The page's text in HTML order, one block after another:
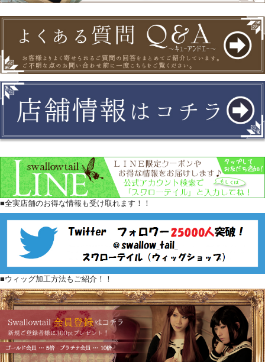
■全実店舗のお得な情報も受け取れます！！
■ウィッグ加工方法もご紹介！！